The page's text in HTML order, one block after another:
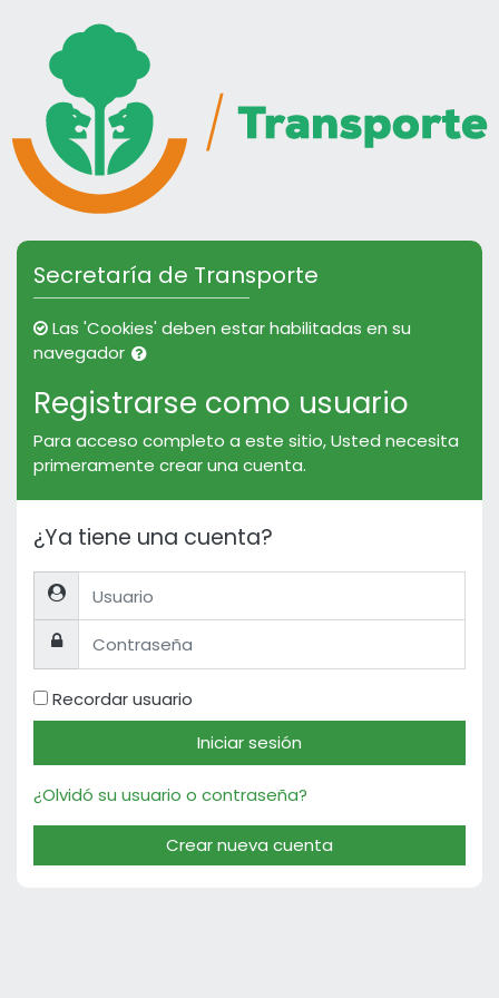
Saltar a crear una nueva cuenta
Secretaría de Transporte
Las 'Cookies' deben estar habilitadas en su
navegador
Registrarse como usuario
Para acceso completo a este sitio, Usted necesita
primeramente crear una cuenta.
¿Ya tiene una cuenta?
Usuario
Contraseña
Recordar usuario
Iniciar sesión
¿Olvidó su usuario o contraseña?
Crear nueva cuenta